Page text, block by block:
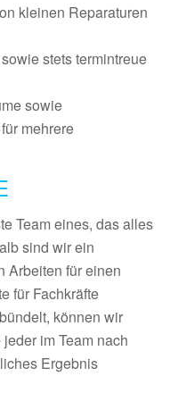
kleinen Reparaturen
stets termintreue
sowie
mehrere
Team eines, das alles
sind wir ein
Arbeiten für einen
für Fachkräfte
können wir
im Team nach
Ergebnis